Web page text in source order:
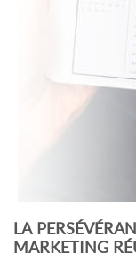
LA
MARKETING